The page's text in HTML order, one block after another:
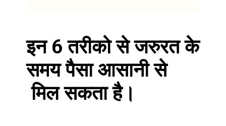
इन 6 तरीको से जरुरत के
समय पैसा आसानी से
मिल सकता है।